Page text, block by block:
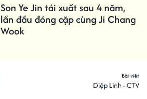
Son Ye Jin tái xuất sau 4 năm,
lần đầu đóng cặp cùng Ji Chang
Wook
Bài viết
Diệp Linh - CTV